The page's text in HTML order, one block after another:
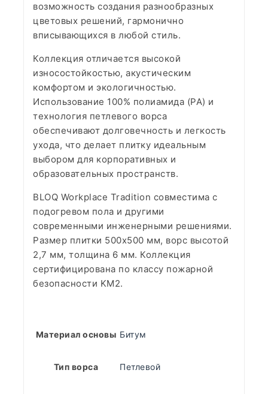
возможность создания разнообразных
цветовых решений, гармонично
вписывающихся в любой стиль.
Коллекция отличается высокой
износостойкостью, акустическим
комфортом и экологичностью.
Использование 100% полиамида (PA) и
технология петлевого ворса
обеспечивают долговечность и легкость
ухода, что делает плитку идеальным
выбором для корпоративных и
образовательных пространств.
BLOQ Workplace Tradition совместима с
подогревом пола и другими
современными инженерными решениями.
Размер плитки 500х500 мм, ворс высотой
2,7 мм, толщина 6 мм. Коллекция
сертифицирована по классу пожарной
безопасности KM2.
Материал основы Битум
Тип ворса Петлевой